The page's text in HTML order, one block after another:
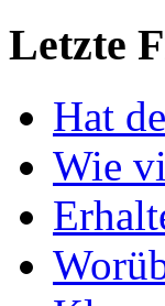
Letzte
Hat
Wie